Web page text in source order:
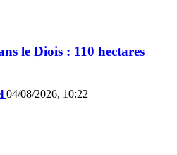
le Diois : 110 hectares
04/08/2026, 10:22